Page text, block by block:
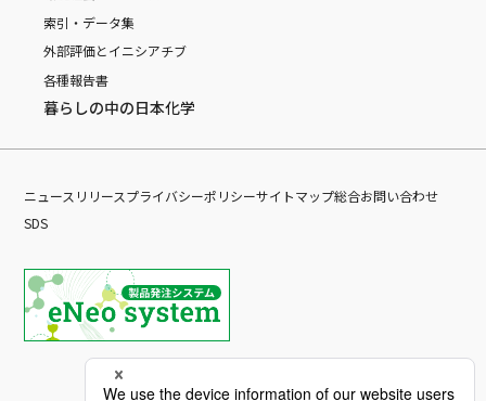
索引・データ集
外部評価とイニシアチブ
各種報告書
暮らしの中の日本化学
ニュースリリースプライバシーポリシーサイトマップ総合お問い合わせ
SDS